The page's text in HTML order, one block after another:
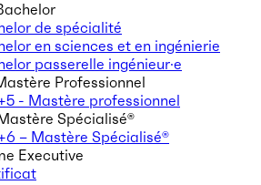
de spécialité
en sciences et en ingénierie
passerelle ingénieur·e
Professionnel
- Mastère professionnel
Spécialisé®
– Mastère Spécialisé®
Executive